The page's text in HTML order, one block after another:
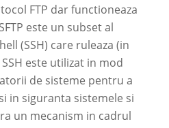
FTP dar functioneaza
este un subset al
(SSH) care ruleaza (in
este utilizat in mod
de sisteme pentru a
in siguranta sistemele si
un mecanism in cadrul